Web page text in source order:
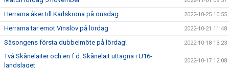
Herrarna åker till Karlskrona på onsdag 2022-10-25 10:55
Herrarna tar emot Vinslöv på lördag 2022-10-21 11:48
Säsongens första dubbelmöte på lördag! 2022-10-18 13:23
Två Skånelaiter och en f.d. Skånelait uttagna i U16-
landslaget
2022-10-17 12:08